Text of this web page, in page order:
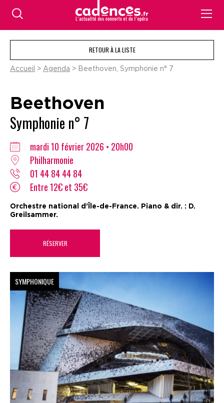
RETOUR À LA LISTE
Accueil > Agenda > Beethoven, Symphonie n° 7
Beethoven
Symphonie n° 7
mardi 10 février 2026 • 20h00
Philharmonie
01 44 84 44 84
Entre 12€ et 35€
Orchestre national d’Île-de-France. Piano & dir. : D.
Greilsammer.
RÉSERVER
SYMPHONIQUE